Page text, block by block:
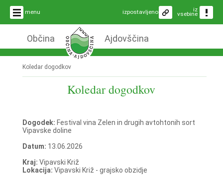
menu iz
vsebine
izpostavljeno
Občina Ajdovščina
Koledar dogodkov
Koledar dogodkov
Dogodek: Festival vina Zelen in drugih avtohtonih sort
Vipavske doline
Datum: 13.06.2026
Kraj: Vipavski Križ
Lokacija: Vipavski Križ - grajsko obzidje